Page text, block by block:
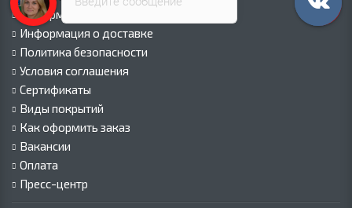
Информация о компании
Информация о доставке
Политика безопасности
Условия соглашения
Сертификаты
Виды покрытий
Как оформить заказ
Вакансии
Оплата
Пресс-центр